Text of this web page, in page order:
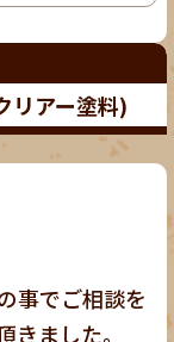
リアー塗料)
事でご相談を
ました。